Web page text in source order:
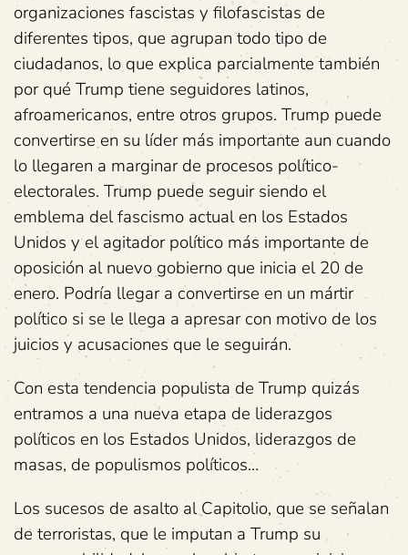
organizaciones fascistas y filofascistas de
diferentes tipos, que agrupan todo tipo de
ciudadanos, lo que explica parcialmente también
por qué Trump tiene seguidores latinos,
afroamericanos, entre otros grupos. Trump puede
convertirse en su líder más importante aun cuando
lo llegaren a marginar de procesos político-
electorales. Trump puede seguir siendo el
emblema del fascismo actual en los Estados
Unidos y el agitador político más importante de
oposición al nuevo gobierno que inicia el 20 de
enero. Podría llegar a convertirse en un mártir
político si se le llega a apresar con motivo de los
juicios y acusaciones que le seguirán.
Con esta tendencia populista de Trump quizás
entramos a una nueva etapa de liderazgos
políticos en los Estados Unidos, liderazgos de
masas, de populismos políticos…
Los sucesos de asalto al Capitolio, que se señalan
de terroristas, que le imputan a Trump su